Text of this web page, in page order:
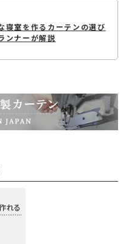
寝室を作るカーテンの選び
ンナーが解説